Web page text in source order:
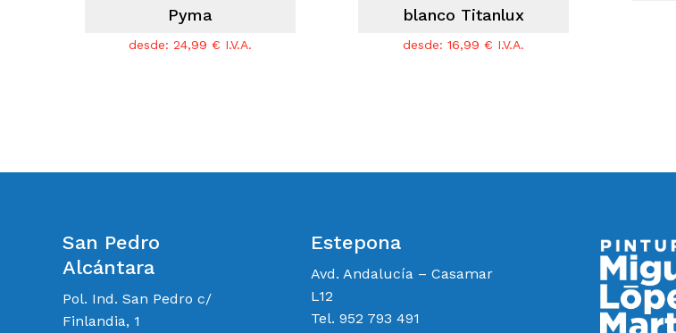
Pyma
desde: 24,99 € I.V.A.
blanco Titanlux
desde: 16,99 € I.V.A.
San Pedro
Alcántara
Pol. Ind. San Pedro c/
Finlandia, 1
Estepona
Avd. Andalucía – Casamar
L12
Tel. 952 793 491